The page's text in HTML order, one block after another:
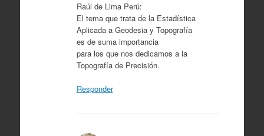
Raúl de Lima Perú:
El tema que trata de la Estadística
Aplicada a Geodesia y Topografía
es de suma importancia
para los que nos dedicamos a la
Topografía de Precisión.
Responder